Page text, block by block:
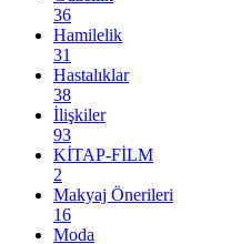
36
Hamilelik
31
Hastalıklar
38
İlişkiler
93
KİTAP-FİLM
2
Makyaj Önerileri
16
Moda